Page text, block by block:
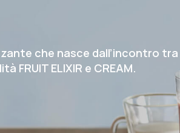
che nasce dall’incontro tra
FRUIT ELIXIR e CREAM.